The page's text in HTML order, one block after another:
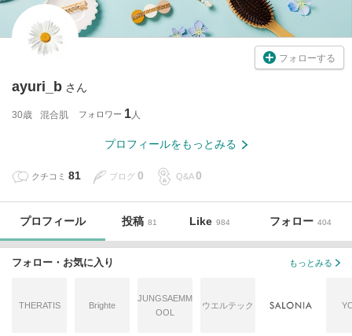
フォローする
ayuri_b さん
30歳 混合肌 フォロワー 1
プロフィールをもっとみる
クチコミ 81 ブログ 0 Q&A 0
プロフィール 投稿 81 Like 984 フォロー 404
フォロー・お気に入り もっとみる
THERATIS Brighte
JUNGSAEMM
OOL
ウエルテック